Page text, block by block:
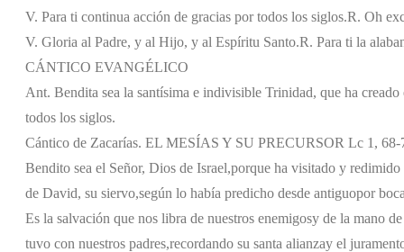
V. Para ti continua acción de gracias por todos los siglos.R. Oh
V. Gloria al Padre, y al Hijo, y al Espíritu Santo.R. Para ti la
CÁNTICO EVANGÉLICO
Ant. Bendita sea la santísima e indivisible Trinidad, que ha
todos los siglos.
Cántico de Zacarías. EL MESÍAS Y SU PRECURSOR Lc 1, 68-
Bendito sea el Señor, Dios de Israel,porque ha visitado y redimido
de David, su siervo,según lo había predicho desde antiguopor
Es la salvación que nos libra de nuestros enemigosy de la mano
tuvo con nuestros padres,recordando su santa alianzay el